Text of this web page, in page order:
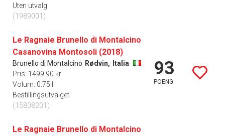
Uten utvalg
(1989001)
Le Ragnaie Brunello di Montalcino
Casanovina Montosoli (2018)
Brunello di Montalcino Rødvin,
Italia
Pris: 1499.90 kr
Volum: 0.75 l
Bestillingsutvalget
(15808201)
93
POENG
Le Ragnaie Brunello di Montalcino